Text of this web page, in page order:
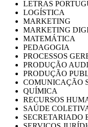
LETRAS
LOGÍSTICA
MARKETING
MARKETING
MATEMÁTICA
PEDAGOGIA
PROCESSOS
PRODUÇÃO
PRODUÇÃO
COMUNICAÇÃO
QUÍMICA
RECURSOS
SAÚDE
SECRETARIADO